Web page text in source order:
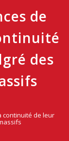
de
des
continuité de leur